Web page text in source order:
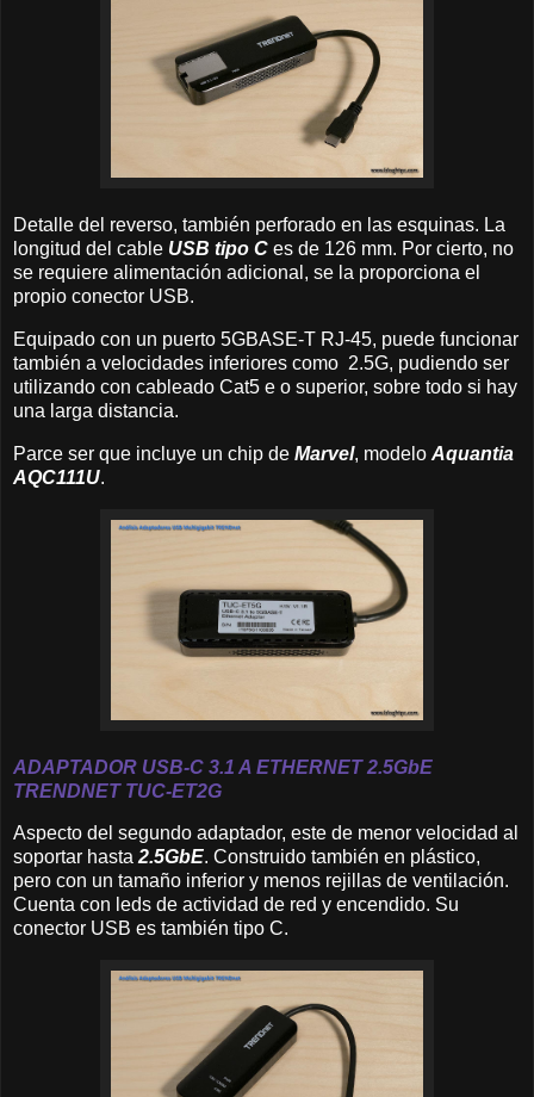
Detalle del reverso, también perforado en las esquinas. La
longitud del cable USB tipo C es de 126 mm. Por cierto, no
se requiere alimentación adicional, se la proporciona el
propio conector USB.
Equipado con un puerto 5GBASE-T RJ-45, puede funcionar
también a velocidades inferiores como 2.5G, pudiendo ser
utilizando con cableado Cat5 e o superior, sobre todo si hay
una larga distancia.
Parce ser que incluye un chip de Marvel, modelo Aquantia
AQC111U.
ADAPTADOR USB-C 3.1 A ETHERNET 2.5GbE
TRENDNETTUC-ET2G
Aspecto del segundo adaptador, este de menor velocidad al
soportar hasta2.5GbE. Construido también en plástico,
pero con un tamaño inferior y menos rejillas de ventilación.
Cuenta con leds de actividad de red y encendido. Su
conector USB es también tipo C.